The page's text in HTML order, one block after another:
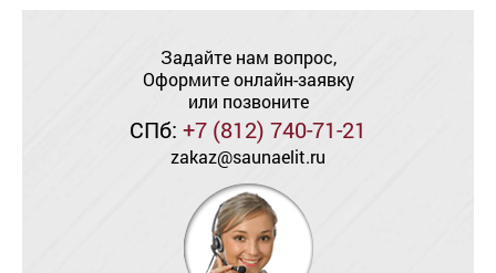
Задайте нам вопрос,
Оформите онлайн-заявку
или позвоните
СПб: +7 (812) 740-71-21
zakaz@saunaelit.ru